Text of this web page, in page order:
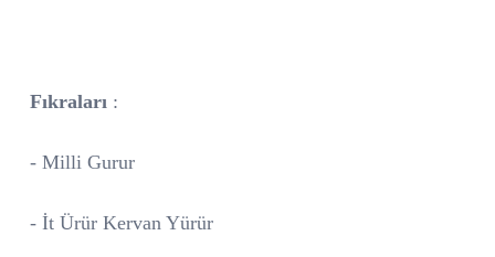
Fıkraları :
- Milli Gurur
- İt Ürür Kervan Yürür